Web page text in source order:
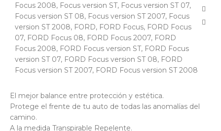
Focus 2008, Focus version ST, Focus version ST 07,
Focus version ST 08, Focus version ST 2007, Focus
version ST 2008, FORD, FORD Focus, FORD Focus
07, FORD Focus 08, FORD Focus 2007, FORD
Focus 2008, FORD Focus version ST, FORD Focus
version ST 07, FORD Focus version ST 08, FORD
Focus version ST 2007, FORD Focus version ST 2008
El mejor balance entre protección y estética.
Protege el frente de tu auto de todas las anomalías del
camino.
A la medida Transpirable Repelente.